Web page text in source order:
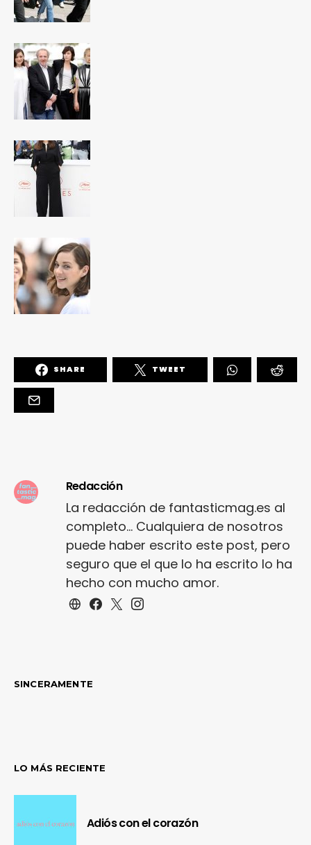
SHARE TWEET
Redacción
La redacción de fantasticmag.es al
completo... Cualquiera de nosotros
puede haber escrito este post, pero
seguro que el que lo ha escrito lo ha
hecho con mucho amor.
SINCERAMENTE
LO MÁS RECIENTE
Adiós con el corazón